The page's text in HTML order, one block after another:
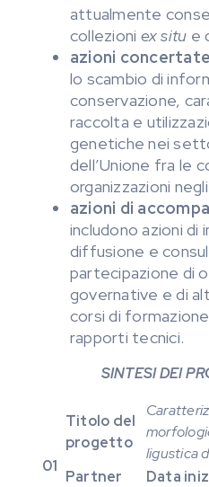
attualmente
collezioni ex situ e
azioni concertate
lo scambio di
conservazione,
raccolta e
genetiche nei
dell’Unione fra le
organizzazioni
azioni di
includono azioni di
diffusione e
partecipazione di
governative e di
corsi di
rapporti tecnici.
SINTESI DEI
01
Titolo del
progetto
ligustica
Partner
Data